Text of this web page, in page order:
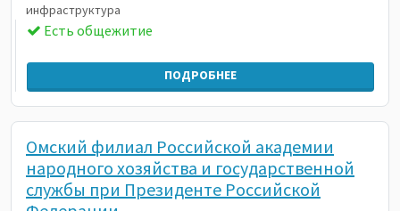
инфраструктура
Есть общежитие
ПОДРОБНЕЕ
Омский филиал Российской академии
народного хозяйства и государственной
службы при Президенте Российской